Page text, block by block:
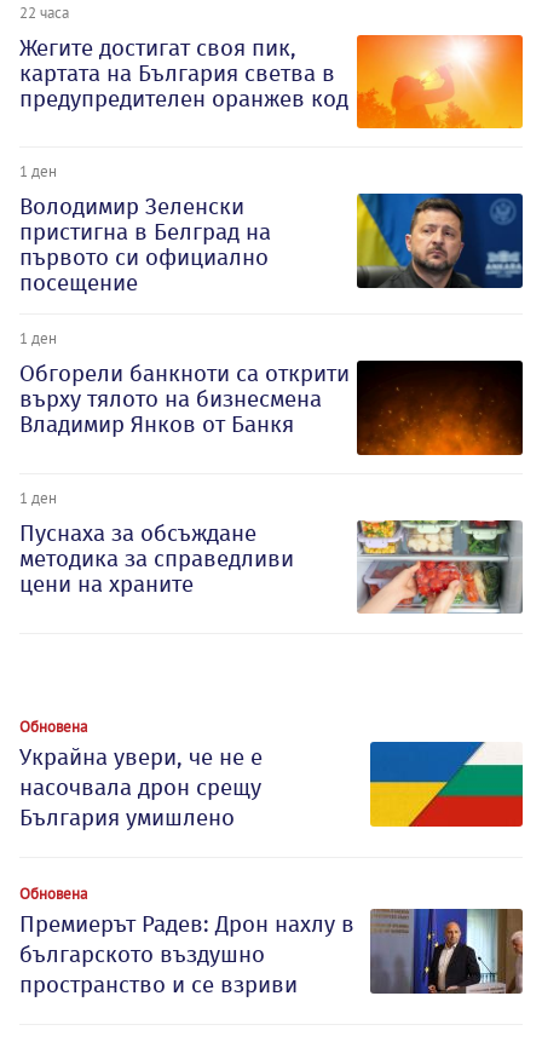
22 часа
Жегите достигат своя пик,
картата на България светва в
предупредителен оранжев код
1 ден
Володимир Зеленски
пристигна в Белград на
първото си официално
посещение
1 ден
Обгорели банкноти са открити
върху тялото на бизнесмена
Владимир Янков от Банкя
1 ден
Пуснаха за обсъждане
методика за справедливи
цени на храните
Обновена
Украйна увери, че не е
насочвала дрон срещу
България умишлено
Обновена
Премиерът Радев: Дрон нахлу в
българското въздушно
пространство и се взриви